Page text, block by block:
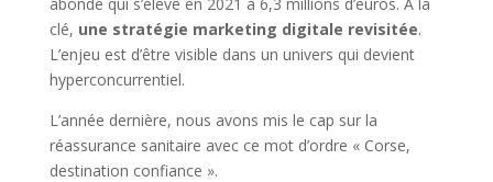
clé, une stratégie marketing digitale revisitée.
L’enjeu est d’être visible dans un univers qui devient
hyperconcurrentiel.
L’année dernière, nous avons mis le cap sur la
réassurance sanitaire avec ce mot d’ordre « Corse,
destination confiance ».